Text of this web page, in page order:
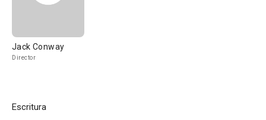
Jack Conway
Director
Escritura